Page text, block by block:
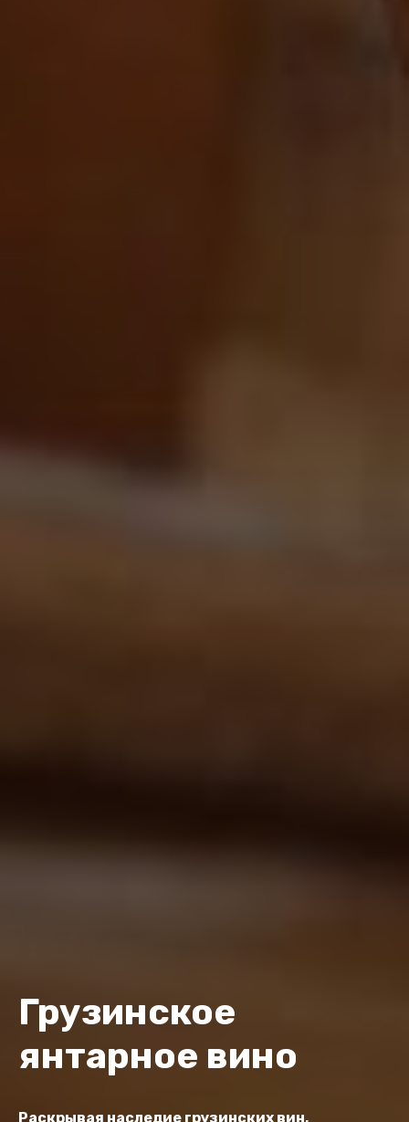
Грузинское
янтарное вино
Раскрывая наследие грузинских вин,